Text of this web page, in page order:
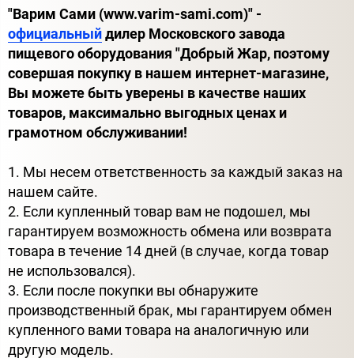
"Варим Сами (www.varim-sami.com)" -
официальныйдилер Московского завода
пищевого оборудования "Добрый Жар, поэтому
совершая покупку в нашем интернет-магазине,
Вы можете быть уверены в качестве наших
товаров, максимально выгодных ценах и
грамотном обслуживании!
1. Мы несем ответственность за каждый заказ на
нашем сайте.
2. Если купленный товар вам не подошел, мы
гарантируем возможность обмена или возврата
товара в течение 14 дней (в случае, когда товар
не использовался).
3. Если после покупки вы обнаружите
производственный брак, мы гарантируем обмен
купленного вами товара на аналогичную или
другую модель.